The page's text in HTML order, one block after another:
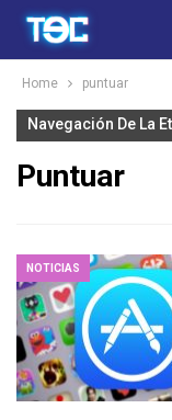
Home puntuar
Navegación De La
Puntuar
NOTICIAS